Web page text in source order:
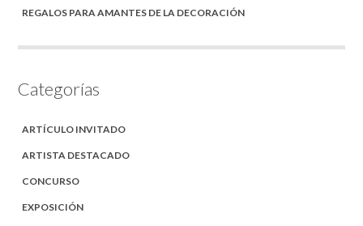
REGALOS PARA AMANTES DE LA DECORACIÓN
Categorías
ARTÍCULO INVITADO
ARTISTA DESTACADO
CONCURSO
EXPOSICIÓN